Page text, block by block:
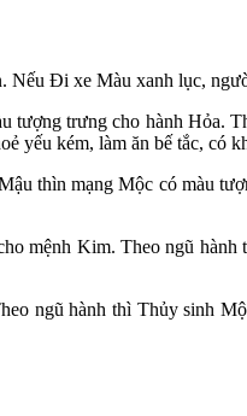
Đi xe Màu xanh lục,
trưng cho hành Hỏa.
yếu kém, làm ăn bế tắc, có
thìn mạng Mộc có màu
mệnh Kim. Theo ngũ
ngũ hành thì Thủy sinh